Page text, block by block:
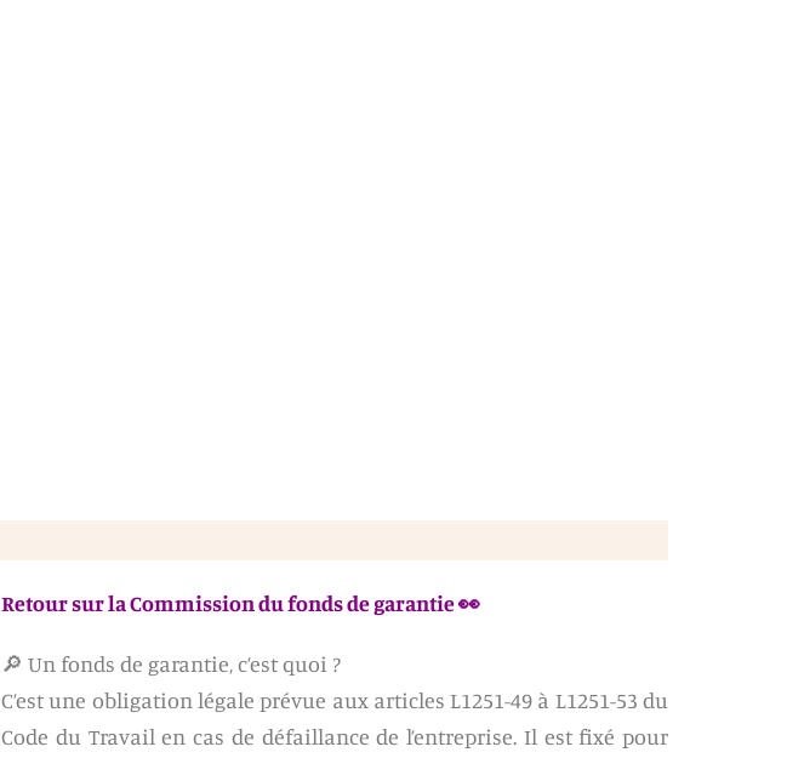
Retour sur la Commission du fonds de garantie 👀
🔎 Un fonds de garantie, c’est quoi ?
C’est une obligation légale prévue aux articles L1251-49 à L1251-53 du
Code du Travail en cas de défaillance de l’entreprise. Il est fixé pour